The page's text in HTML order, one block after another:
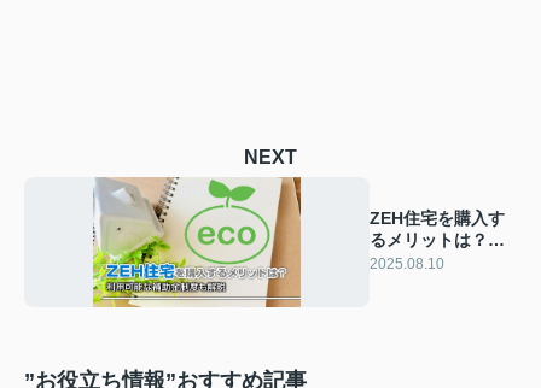
NEXT
ZEH住宅を購入す
るメリットは？利
用可能な補助金制
2025.08.10
”お役立ち情報”おすすめ記事